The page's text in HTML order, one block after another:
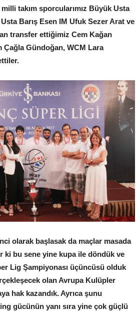
takım sporcularımız Büyük Usta
Barış Esen IM Ufuk Sezer Arat ve
transfer ettiğimiz Cem Kağan
Çağla Gündoğan, WCM Lara
olarak başlasak da maçlar masada
ki bu sene yine kupa ile döndük ve
Lig Şampiyonası üçüncüsü olduk
olan Avrupa Kulüpler
hak kazandık. Ayrıca şunu
gücünün yanı sıra yine çok güçlü